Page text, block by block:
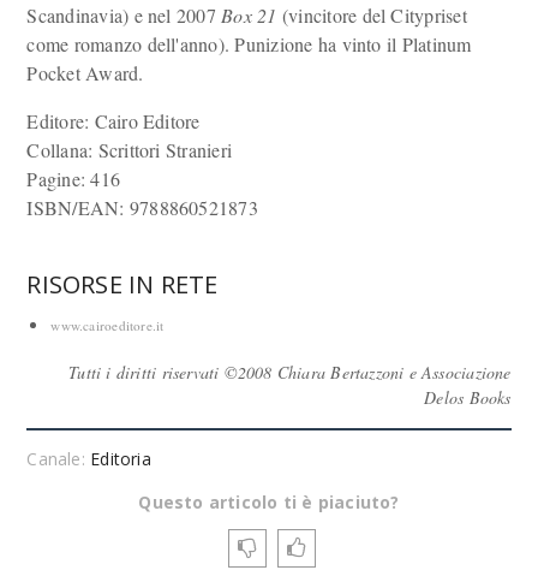
Scandinavia) e nel 2007 Box 21 (vincitore del Citypriset
come romanzo dell'anno). Punizione ha vinto il Platinum
Pocket Award.
Editore: Cairo Editore
Collana: Scrittori Stranieri
Pagine: 416
ISBN/EAN: 9788860521873
RISORSE IN RETE
www.cairoeditore.it
Tutti i diritti riservati ©2008 Chiara Bertazzoni e Associazione
Delos Books
Canale: Editoria
Questo articolo ti è piaciuto?